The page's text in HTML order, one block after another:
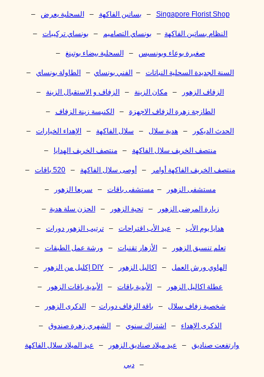
Singapore Florist Shop
– بساتين الفاكهة – السحلية يعرض –
النظام بساتين الفاكهة – بونساي التصاميم – بونساي تركيبات –
صغيرة بوعاء وبونسيس – السحلية بيضاء بوتينغ –
السنة الجديدة السحلية النباتات – الفني بونساي – الطاولة بونساي –
الزفاف الزهور – مكان الزينة – الزفاف و الاستقبال الزينة –
الطازجة زهرة الزفاف الاجهزة – الكنيسة زينة الزفاف –
الحدث الديكور – هدية سلال – سلال الفاكهة – الإهداء الخيارات –
منتصف الخريف سلال الفاكهة – منتصف الخريف الهدايا –
منتصف الخريف الفاكهة أوامر – أوصى سلال الفاكهة – 520 باقات –
مستشفى الزهور – مستشفى باقات – سريعا الزهور –
زيارة المرضى الزهور – تحية الزهور – الحزن سلة هدية –
هدايا يوم الأب – عيد الأب اقتراحات – ترتيب الزهور دورات –
تعلم تنسيق الزهور – الأزهار تقنيات – ورشة عمل الطبقات –
الهاوي ورش العمل – اكاليل الزهور – DIY إكليل من الزهور –
عطلة اكاليل الزهور – الأبدية باقات – الأبدية باقات الزهور –
شخصية زفاف سلال – باقة الزفاف دورات – الذكرى الزهور –
الذكرى الإهداء – اشتراك سنوي – الشهري زهرة صندوق –
وارتفعت صناديق – عيد ميلاد صناديق الزهور – عيد الميلاد سلال الفاكهة
– دبي